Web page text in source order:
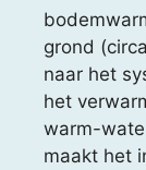
grond
naar het
het
warm-
maakt het